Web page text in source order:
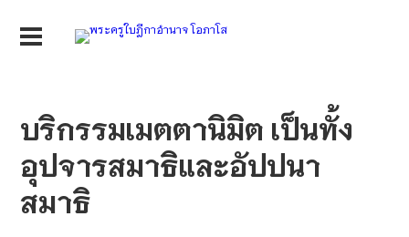
บริกรรมเมตตานิมิต เป็นทั้ง
อุปจารสมาธิและอัปปนา
สมาธิ